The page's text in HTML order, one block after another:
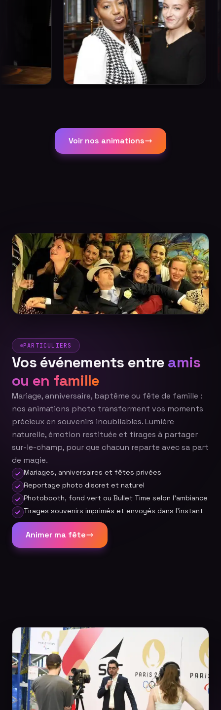
Voir nos animations
PARTICULIERS
Vos événements entre amis
ou en famille
Mariage, anniversaire, baptême ou fête de famille :
nos animations photo transforment vos moments
précieux en souvenirs inoubliables. Lumière
naturelle, émotion restituée et tirages à partager
sur-le-champ, pour que chacun reparte avec sa part
de magie.
Mariages, anniversaires et fêtes privées
Reportage photo discret et naturel
Photobooth, fond vert ou Bullet Time selon l'ambiance
Tirages souvenirs imprimés et envoyés dans l'instant
Animer ma fête